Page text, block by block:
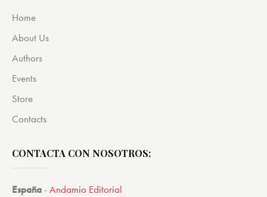
Home
About Us
Authors
Events
Store
Contacts
CONTACTA CON NOSOTROS:
España -Andamio Editorial